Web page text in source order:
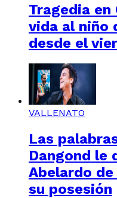
Tragedia en
vida al niño
desde el
VALLENATO
Las
Dangond le
Abelardo
su posesión